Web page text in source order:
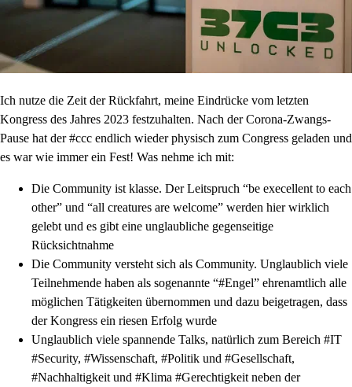
Ich nutze die Zeit der Rückfahrt, meine Eindrücke vom letzten
Kongress des Jahres 2023 festzuhalten. Nach der Corona-Zwangs-
Pause hat der #ccc endlich wieder physisch zum Congress geladen und
es war wie immer ein Fest! Was nehme ich mit:
Die Community ist klasse. Der Leitspruch “be execellent to each
other” und “all creatures are welcome” werden hier wirklich
gelebt und es gibt eine unglaubliche gegenseitige
Rücksichtnahme
Die Community versteht sich als Community. Unglaublich viele
Teilnehmende haben als sogenannte “#Engel” ehrenamtlich alle
möglichen Tätigkeiten übernommen und dazu beigetragen, dass
der Kongress ein riesen Erfolg wurde
Unglaublich viele spannende Talks, natürlich zum Bereich #IT
#Security, #Wissenschaft, #Politik und #Gesellschaft,
#Nachhaltigkeit und #Klima #Gerechtigkeit neben der